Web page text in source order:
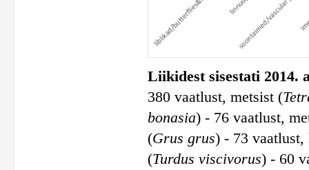
Liikidest sisestati 2014.
380 vaatlust, metsist (
bonasia) - 76 vaatlust,
(Grus grus) - 73 vaatlust,
(Turdus viscivorus) - 60